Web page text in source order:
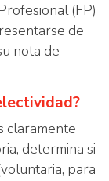
(FP)
de
nota de
claramente
determina si
para